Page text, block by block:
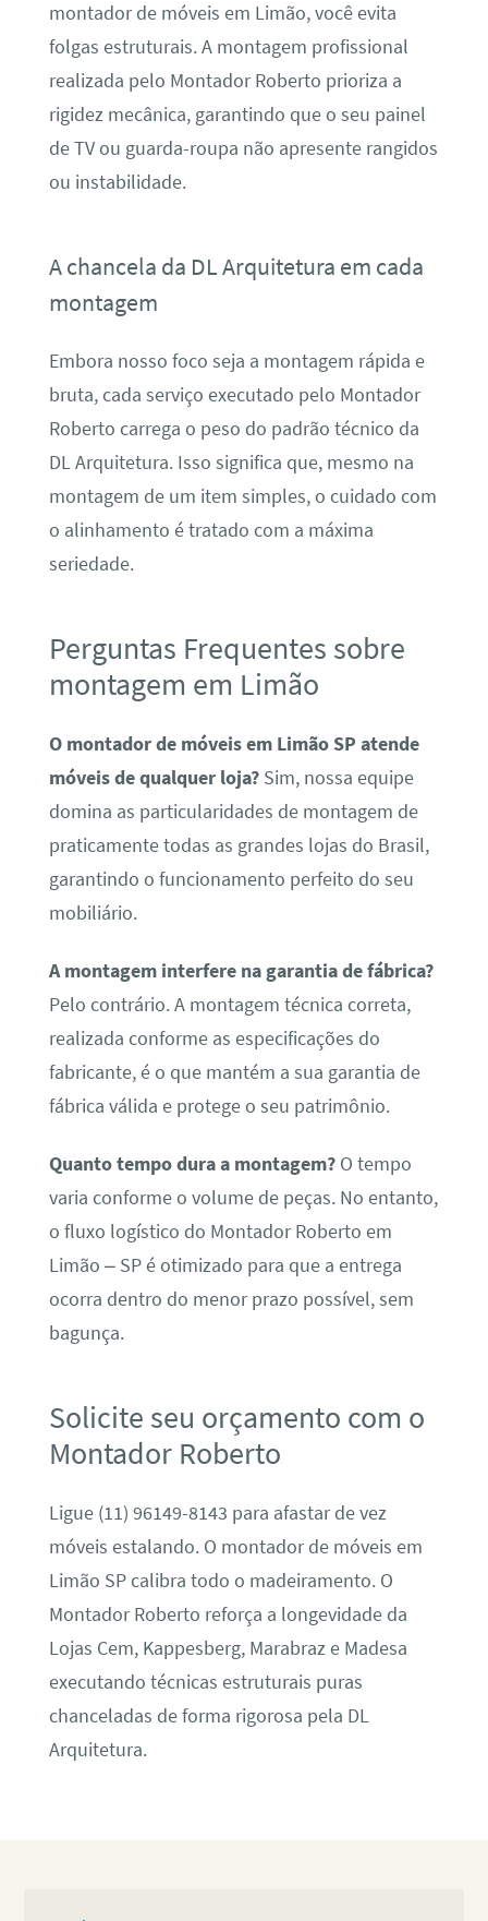
montador de móveis em Limão, você evita
folgas estruturais. A montagem profissional
realizada pelo Montador Roberto prioriza a
rigidez mecânica, garantindo que o seu painel
de TV ou guarda-roupa não apresente rangidos
ou instabilidade.
A chancela da DL Arquitetura em cada
montagem
Embora nosso foco seja a montagem rápida e
bruta, cada serviço executado pelo Montador
Roberto carrega o peso do padrão técnico da
DL Arquitetura. Isso significa que, mesmo na
montagem de um item simples, o cuidado com
o alinhamento é tratado com a máxima
seriedade.
Perguntas Frequentes sobre
montagem em Limão
O montador de móveis em Limão SP atende
móveis de qualquer loja?Sim, nossa equipe
domina as particularidades de montagem de
praticamente todas as grandes lojas do Brasil,
garantindo o funcionamento perfeito do seu
mobiliário.
A montagem interfere na garantia de fábrica?
Pelo contrário. A montagem técnica correta,
realizada conforme as especificações do
fabricante, é o que mantém a sua garantia de
fábrica válida e protege o seu patrimônio.
Quanto tempo dura a montagem?O tempo
varia conforme o volume de peças. No entanto,
o fluxo logístico do Montador Roberto em
Limão – SP é otimizado para que a entrega
ocorra dentro do menor prazo possível, sem
bagunça.
Solicite seu orçamento com o
Montador Roberto
Ligue (11) 96149-8143 para afastar de vez
móveis estalando. O montador de móveis em
Limão SP calibra todo o madeiramento. O
Montador Roberto reforça a longevidade da
Lojas Cem, Kappesberg, Marabraz e Madesa
executando técnicas estruturais puras
chanceladas de forma rigorosa pela DL
Arquitetura.